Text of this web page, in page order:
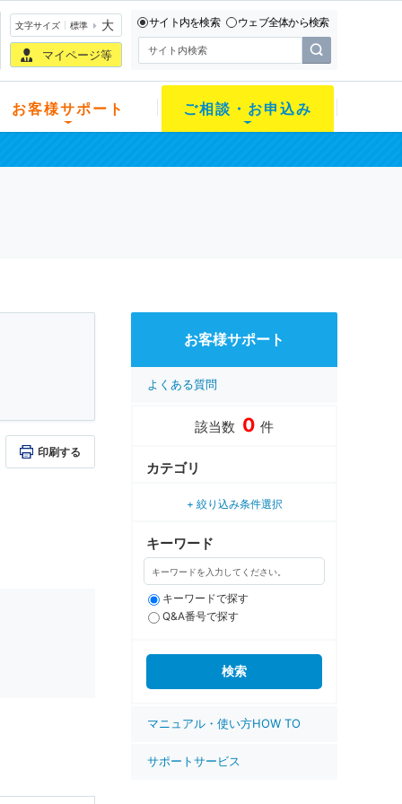
文字サイズ 標準 大
マイページ等
サイト内を検索 ウェブ全体から検索
お客様サポート ご相談・お申込み
印刷する
お客様サポート
よくある質問
該当数 0 件
カテゴリ
絞り込み条件選択
キーワード
キーワードで探す
Q&A番号で探す
マニュアル・使い方HOW TO
サポートサービス